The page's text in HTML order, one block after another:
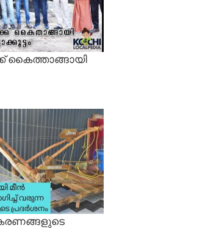
കൈത്താങ്ങായി